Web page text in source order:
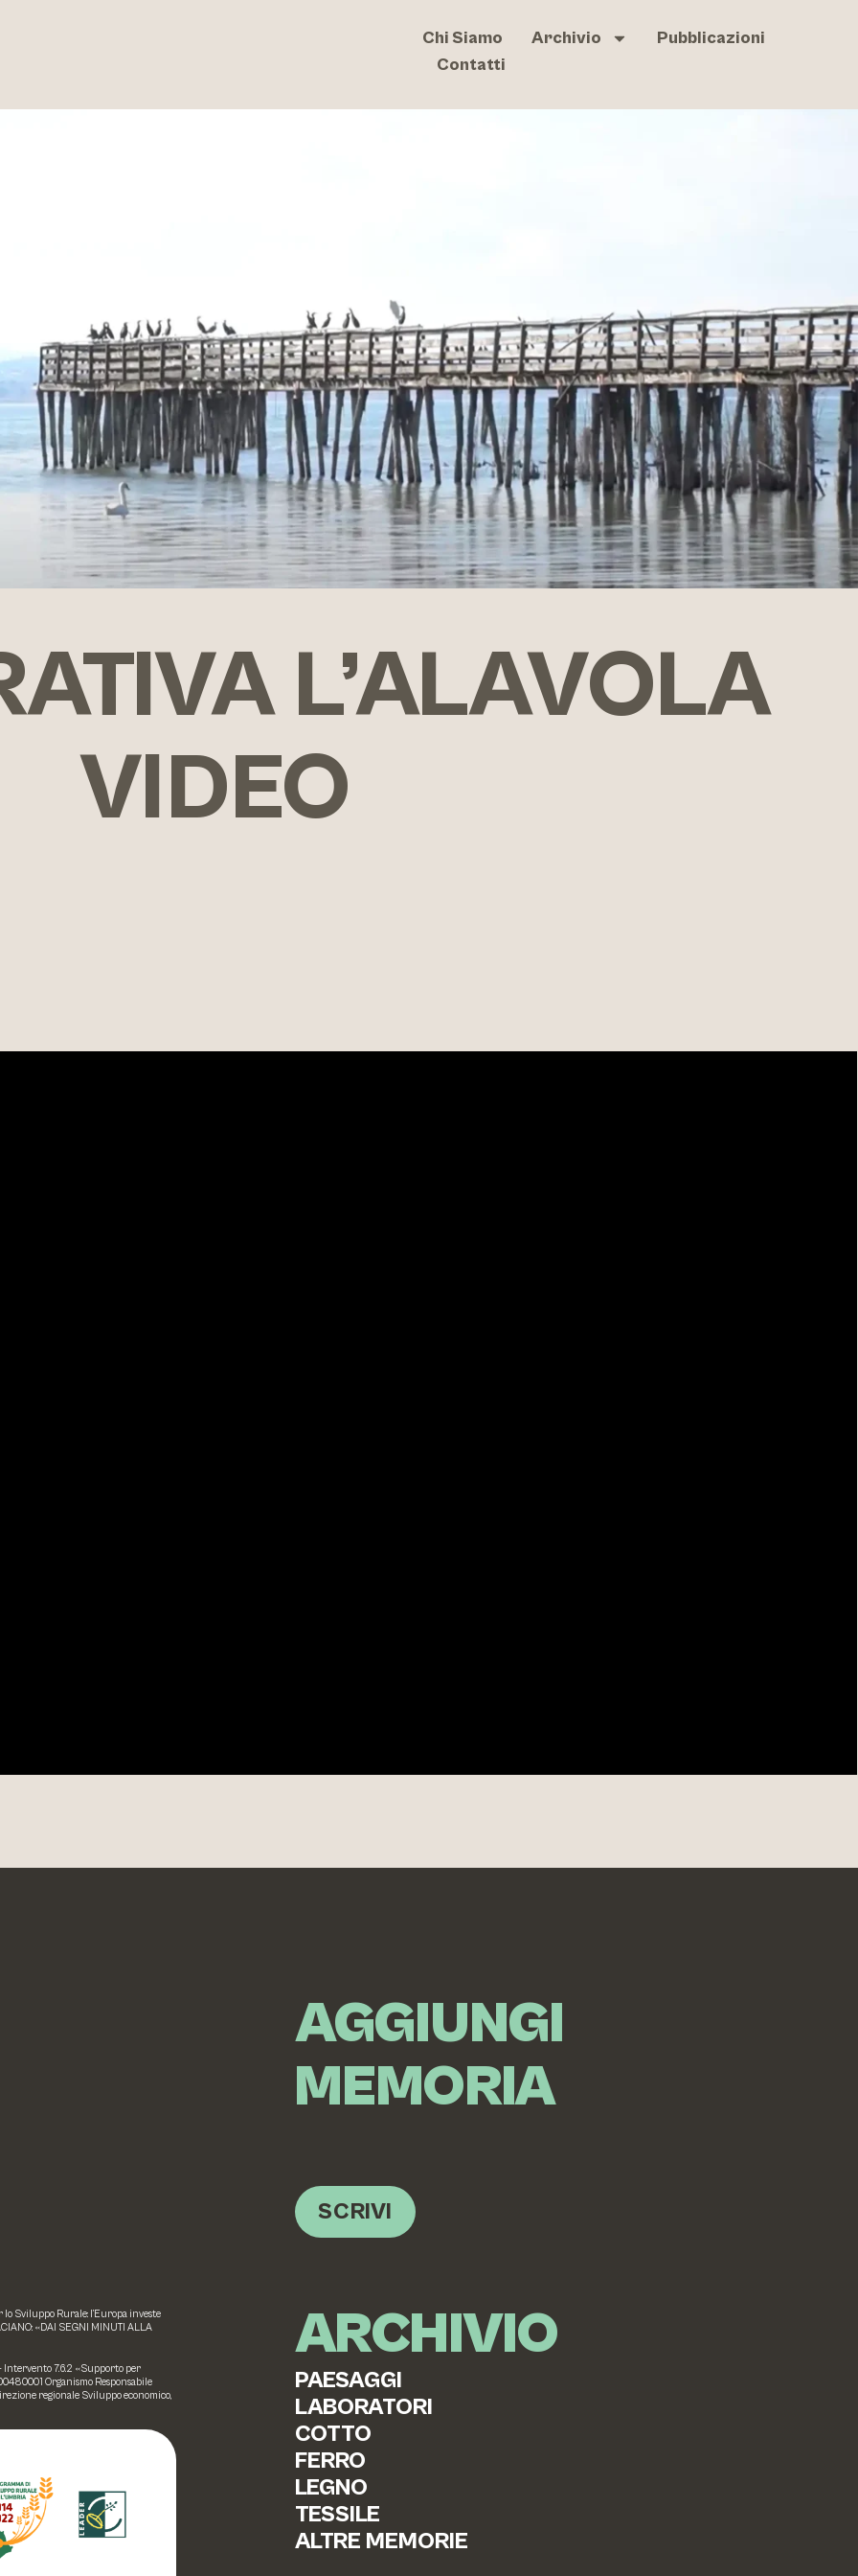
Chi Siamo Archivio
Pubblicazioni
Contatti
L’ALAVOLA
VIDEO
Sviluppo Rurale: l’Europa investe
«DAI SEGNI MINUTI ALLA
Intervento 7.6.2 «Supporto per
Organismo Responsabile
regionale Sviluppo economico,
AGGIUNGI
MEMORIA
SCRIVI
ARCHIVIO
PAESAGGI
LABORATORI
COTTO
FERRO
LEGNO
TESSILE
ALTRE MEMORIE